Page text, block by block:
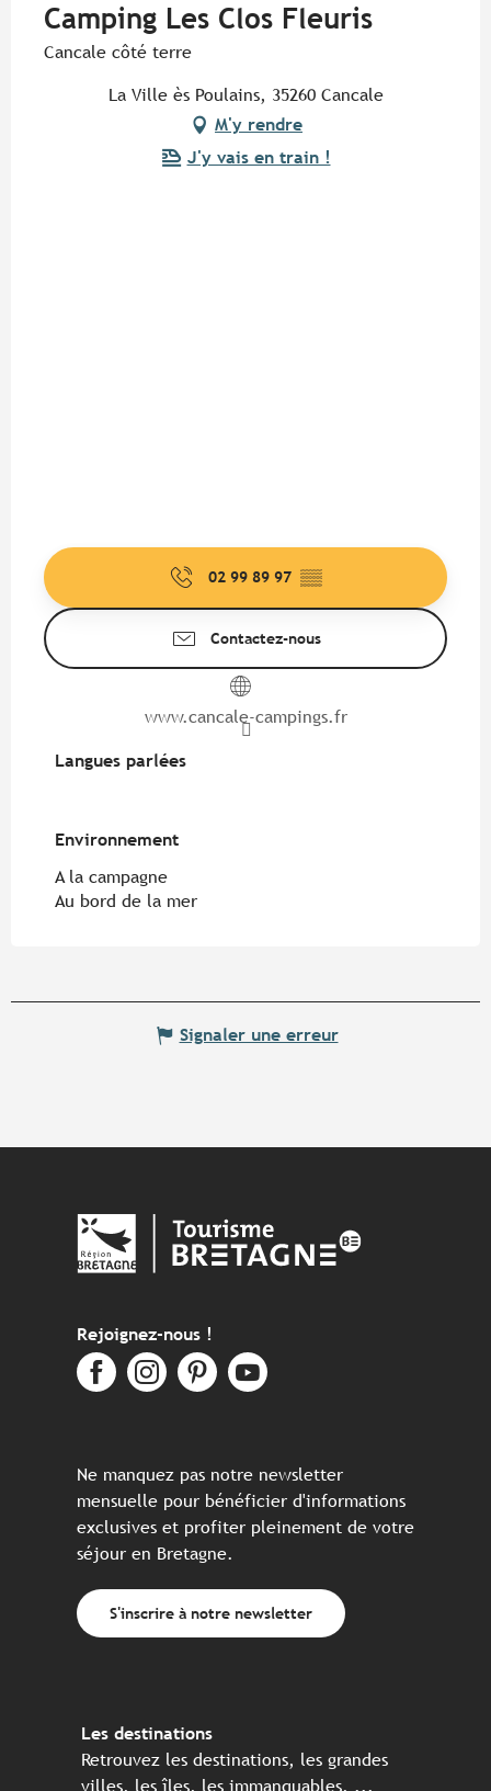
Camping Les Clos Fleuris
Cancale côté terre
La Ville ès Poulains, 35260 Cancale
M'y rendre
J'y vais en train !
02 99 89 97 ▒▒
Contactez-nous
www.cancale-campings.fr
Langues parlées
Langues parlées
Environnement
Environnement
A la campagne
Au bord de la mer
Signaler une erreur
Rejoignez-nous !
Ne manquez pas notre newsletter
mensuelle pour bénéficier d'informations
exclusives et profiter pleinement de votre
séjour en Bretagne.
S'inscrire à notre newsletter
Les destinations
Retrouvez les destinations, les grandes
villes, les îles, les immanquables, ...